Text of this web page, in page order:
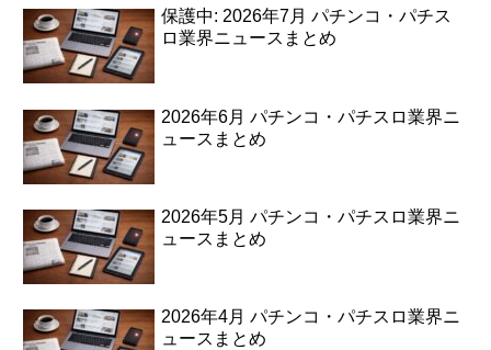
保護中: 2026年7月 パチンコ・パチス
ロ業界ニュースまとめ
2026年6月 パチンコ・パチスロ業界ニ
ュースまとめ
2026年5月 パチンコ・パチスロ業界ニ
ュースまとめ
2026年4月 パチンコ・パチスロ業界ニ
ュースまとめ